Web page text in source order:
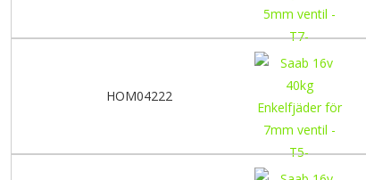
HOM04222